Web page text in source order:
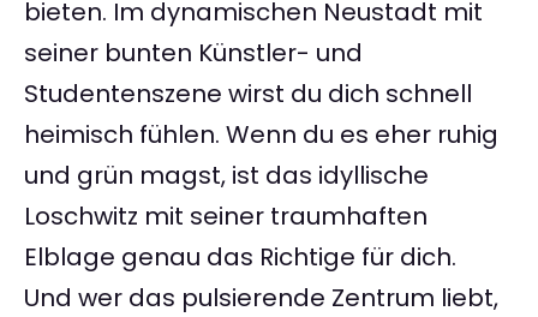
bieten. Im dynamischen Neustadt mit
seiner bunten Künstler- und
Studentenszene wirst du dich schnell
heimisch fühlen. Wenn du es eher ruhig
und grün magst, ist das idyllische
Loschwitz mit seiner traumhaften
Elblage genau das Richtige für dich.
Und wer das pulsierende Zentrum liebt,